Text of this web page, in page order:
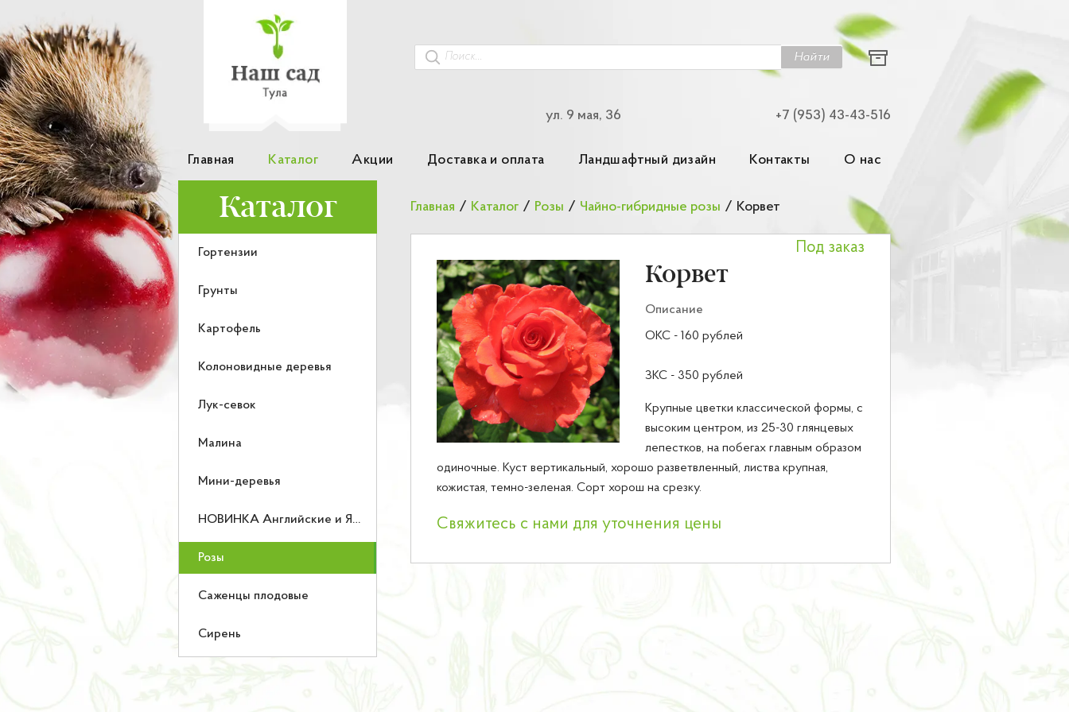
Найти
ул. 9 мая, 36 +7 (953) 43-43-516
Главная Каталог Акции Доставка и оплата Ландшафтный дизайн Контакты О нас
Каталог
Гортензии
Грунты
Картофель
Колоновидные деревья
Лук-севок
Малина
Мини-деревья
НОВИНКА Английские и Японские розы
Розы
Саженцы плодовые
Сирень
Главная / Каталог / Розы / Чайно-гибридные розы / Корвет
Корвет
Под заказ
Описание
ОКС - 160 рублей
ЗКС - 350 рублей
Крупные цветки классической формы, с
высоким центром, из 25-30 глянцевых
лепестков, на побегах главным образом
одиночные. Куст вертикальный, хорошо разветвленный, листва крупная,
кожистая, темно-зеленая. Сорт хорош на срезку.
Свяжитесь с нами для уточнения цены